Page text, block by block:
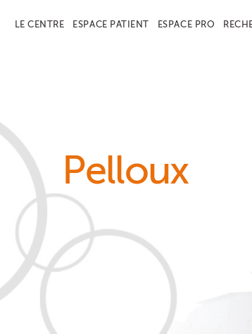
LE CENTRE ESPACE PATIENT ESPACE PRO
Pelloux